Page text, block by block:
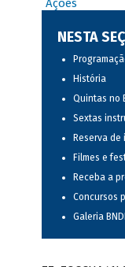
Ações
NESTA
História
Quintas no
Sextas
Reserva de
Filmes e
Receba a
Concursos
Galeria